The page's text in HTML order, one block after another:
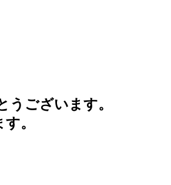
ございます。
。